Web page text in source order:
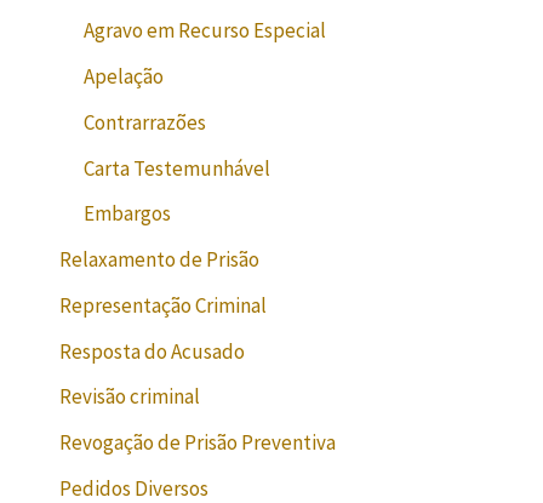
Agravo em Recurso Especial
Apelação
Contrarrazões
Carta Testemunhável
Embargos
Relaxamento de Prisão
Representação Criminal
Resposta do Acusado
Revisão criminal
Revogação de Prisão Preventiva
Pedidos Diversos